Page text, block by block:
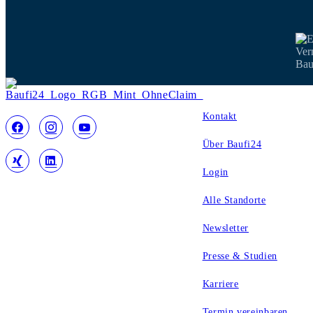
Kontakt
Über Baufi24
Login
Alle Standorte
Newsletter
Presse & Studien
Karriere